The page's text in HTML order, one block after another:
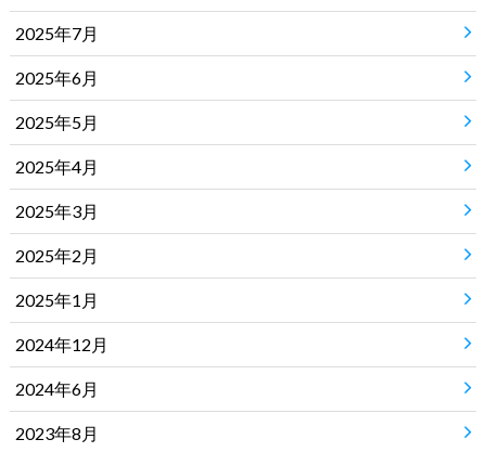
2025年7月
2025年6月
2025年5月
2025年4月
2025年3月
2025年2月
2025年1月
2024年12月
2024年6月
2023年8月